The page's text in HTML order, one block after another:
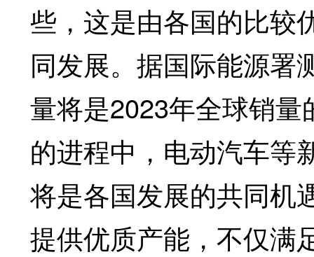
些，这是由各国的比较
同发展。据国际能源署
量将是2023年全球销
的进程中，电动汽车等
将是各国发展的共同机
提供优质产能，不仅满